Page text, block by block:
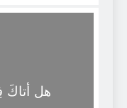
هل أتاكَ